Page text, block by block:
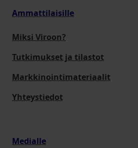
Ammattilaisille
Miksi Viroon?
Tutkimukset ja tilastot
Markkinointimateriaalit
Yhteystiedot
Medialle